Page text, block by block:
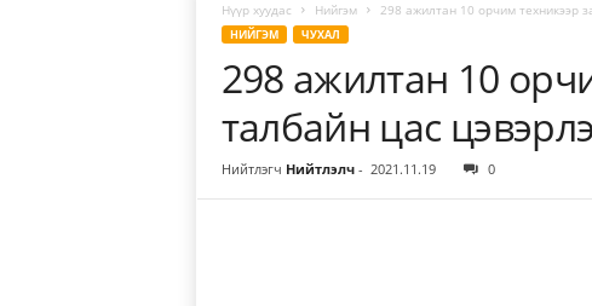
Нүүр хуудас Нийгэм 298 ажилтан 10 орчим техникээр
НИЙГЭМ ЧУХАЛ
298 ажилтан 10
талбайн цас
Нийтлэгч Нийтлэлч- 2021.11.19 0